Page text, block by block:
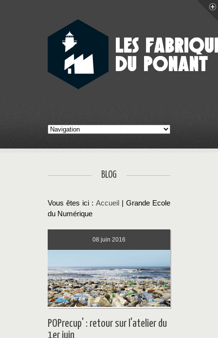
BLOG
Vous êtes ici : Accueil
| Grande Ecole
du Numérique
08 juin 2016
POPrecup' : retour sur l'atelier du
1er juin